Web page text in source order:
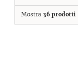
Mostra 36 prodotti